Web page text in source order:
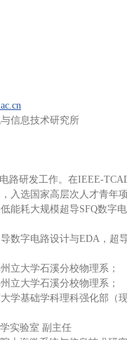
信息技术研究所
路研发工作。在IEEE-
入选国家高层次人才青年
能耗大规模超导SFQ数字
数字电路设计与EDA，超
立大学石溪分校物理系；
立大学石溪分校物理系；
学基础学科理科强化部（
实验室 副主任